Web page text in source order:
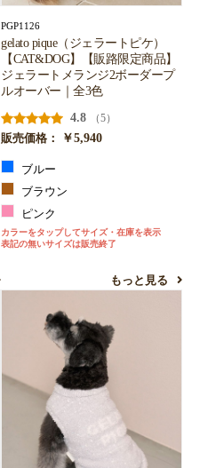
PGP1126
gelato pique（ジェラートピケ）
【CAT&DOG】【販路限定商品】
ジェラートメランジ2ボーダープ
ルオーバー｜全3色
4.8
（5）
販売価格：
￥5,940
ブルー
ブラウン
ピンク
カラーをタップしてサイズ・在庫を表示
表記の無いサイズは販売終了
もっと見る